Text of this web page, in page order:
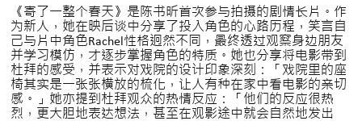
《寄了一整个春天》是陈书昕首次参与拍摄的剧情长片。作
为新人，她在映后谈中分享了投入角色的心路历程，笑言自
己与片中角色Rachel性格迥然不同，最终透过观察身边朋友
并学习模仿，才逐步掌握角色的特质。她也分享将电影带到
杜拜的感受，并表示对戏院的设计印象深刻：「戏院里的座
椅其实是一张张横放的梳化，让人有种在家中看电影的亲切
感。」她亦提到杜拜观众的热情反应：「他们的反应很热
烈，更大胆地表达想法，甚至在观影途中就会自然地发出